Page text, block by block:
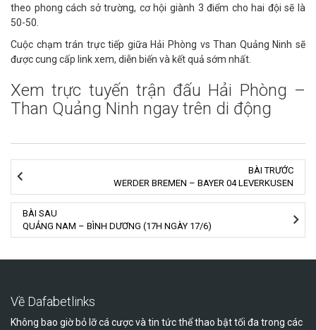
theo phong cách sở trường, cơ hội giành 3 điểm cho hai đội sẽ là
50-50.
Cuộc chạm trán trực tiếp giữa Hải Phòng vs Than Quảng Ninh sẽ
được cung cấp link xem, diễn biến và kết quả sớm nhất.
Xem trực tuyến trận đấu Hải Phòng –
Than Quảng Ninh ngay trên di động
BÀI TRƯỚC
WERDER BREMEN – BAYER 04 LEVERKUSEN
BÀI SAU
QUẢNG NAM – BÌNH DƯƠNG (17H NGÀY 17/6)
Về Dafabetlinks
Không bao giờ bỏ lỡ cá cược và tin tức thể thao bật tối đa trong các